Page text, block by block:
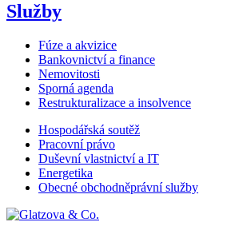
Služby
Fúze a akvizice
Bankovnictví a finance
Nemovitosti
Sporná agenda
Restrukturalizace a insolvence
Hospodářská soutěž
Pracovní právo
Duševní vlastnictví a IT
Energetika
Obecné obchodněprávní služby